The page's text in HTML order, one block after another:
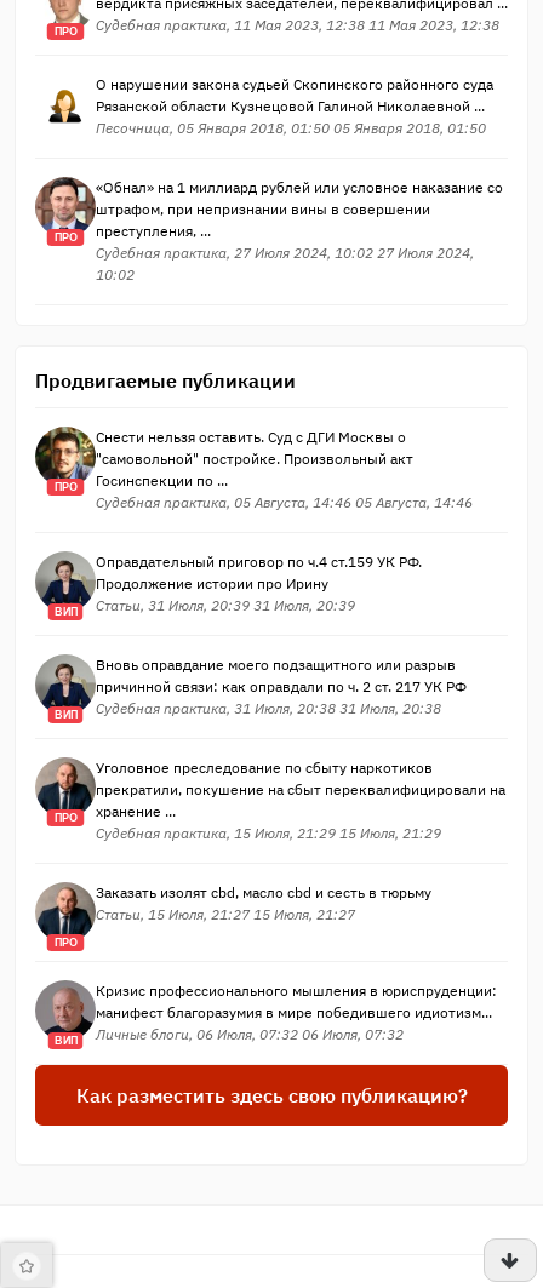
ПРО
Судебная практика, 11 Мая 2023, 12:38 11 Мая 2023, 12:38
О нарушении закона судьей Скопинского районного суда
Рязанской области Кузнецовой Галиной Николаевной ...
Песочница, 05 Января 2018, 01:50 05 Января 2018, 01:50
ПРО
«Обнал» на 1 миллиард рублей или условное наказание со
штрафом, при непризнании вины в совершении
преступления, ...
Судебная практика, 27 Июля 2024, 10:02 27 Июля 2024,
10:02
Продвигаемые публикации
ПРО
Снести нельзя оставить. Суд с ДГИ Москвы о
"самовольной" постройке. Произвольный акт
Госинспекции по ...
Судебная практика, 05 Августа, 14:46 05 Августа, 14:46
ВИП
Оправдательный приговор по ч.4 ст.159 УК РФ.
Продолжение истории про Ирину
Статьи, 31 Июля, 20:39 31 Июля, 20:39
ВИП
Вновь оправдание моего подзащитного или разрыв
причинной связи: как оправдали по ч. 2 ст. 217 УК РФ
Судебная практика, 31 Июля, 20:38 31 Июля, 20:38
ПРО
Уголовное преследование по сбыту наркотиков
прекратили, покушение на сбыт переквалифицировали на
хранение ...
Судебная практика, 15 Июля, 21:29 15 Июля, 21:29
ПРО
Заказать изолят cbd, масло cbd и сесть в тюрьму
Статьи, 15 Июля, 21:27 15 Июля, 21:27
ВИП
Кризис профессионального мышления в юриспруденции:
манифест благоразумия в мире победившего идиотизм...
Личные блоги, 06 Июля, 07:32 06 Июля, 07:32
Как разместить здесь свою публикацию?